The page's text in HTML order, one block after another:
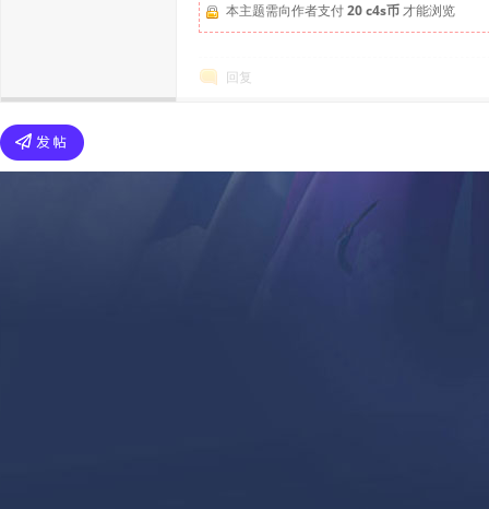
本主题需向作者支付20 c4s币才能浏览
回复